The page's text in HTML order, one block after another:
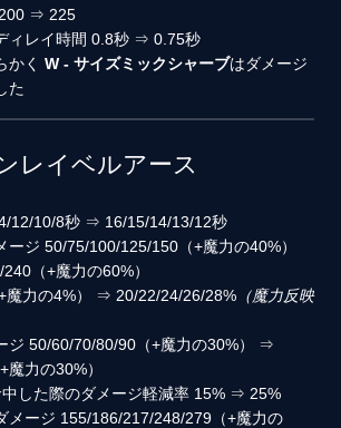
200 ⇒ 225
ィレイ時間 0.8秒 ⇒ 0.75秒
かく W - サイズミックシャーブはダメージ
た
レイベルアース
12/10/8秒 ⇒ 16/15/14/13/12秒
ージ 50/75/100/125/150（+魔力の40%）
（+魔力の60%）
魔力の4%） ⇒ 20/22/24/26/28% （魔力反映
ジ 50/60/70/80/90（+魔力の30%）
⇒
力の30%）
した際のダメージ軽減率 15% ⇒ 25%
メージ 155/186/217/248/279（+魔力の